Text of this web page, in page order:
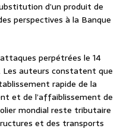
d’un produit de
perspectives à la Banque
perpétrées le 14
Les auteurs constatent que
rapide de la
et de l’affaiblissement de
mondial reste tributaire
et des transports